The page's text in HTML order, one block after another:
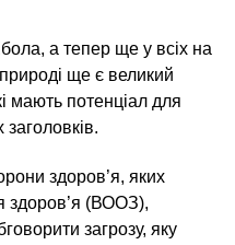
а тепер ще у всіх на
ще є великий
мають потенціал для
здоров’я, яких
здоров’я (ВООЗ),
загрозу, яку